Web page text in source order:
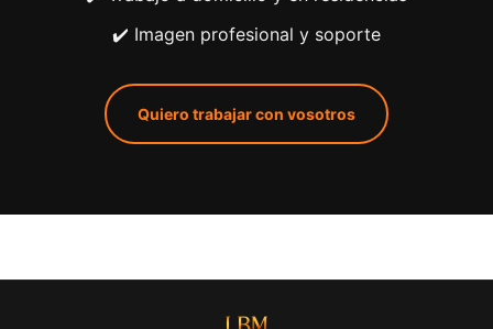
✔️ Imagen profesional y soporte
Quiero trabajar con vosotros